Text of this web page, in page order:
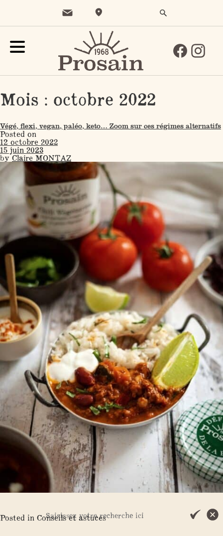
Mois : octobre 2022
Végé, flexi, vegan, paléo, keto… Zoom sur ces régimes alternatifs
Posted on
12 octobre 2022
15 juin 2023
byClaire MONTAZ
Posted in Conseils et astuces